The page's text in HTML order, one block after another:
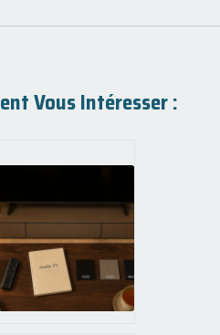
Vous Intéresser :